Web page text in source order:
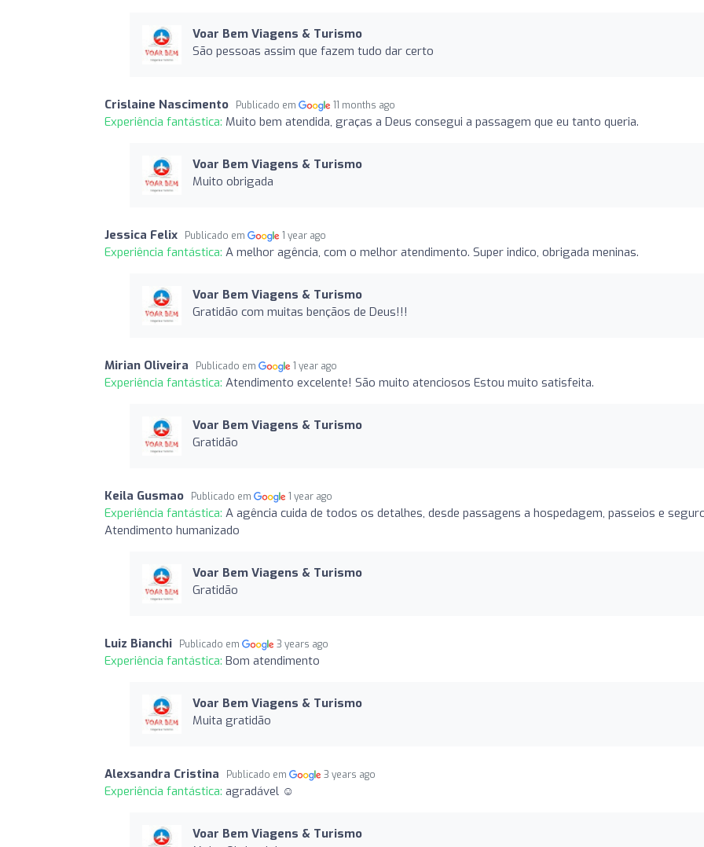
Voar Bem Viagens & Turismo
São pessoas assim que fazem tudo dar certo
Crislaine Nascimento Publicado em 11 months ago
Experiência fantástica: Muito bem atendida, graças a Deus consegui a passagem que eu tanto queria.
Voar Bem Viagens & Turismo
Muito obrigada
Jessica Felix Publicado em 1 year ago
Experiência fantástica: A melhor agência, com o melhor atendimento. Super indico, obrigada meninas.
Voar Bem Viagens & Turismo
Gratidão com muitas bençãos de Deus!!!
Mirian Oliveira Publicado em 1 year ago
Experiência fantástica: Atendimento excelente! São muito atenciosos Estou muito satisfeita.
Voar Bem Viagens & Turismo
Gratidão
Keila Gusmao Publicado em 1 year ago
Experiência fantástica: A agência cuida de todos os detalhes, desde passagens a hospedagem, passeios e
Atendimento humanizado
Voar Bem Viagens & Turismo
Gratidão
Luiz Bianchi Publicado em 3 years ago
Experiência fantástica: Bom atendimento
Voar Bem Viagens & Turismo
Muita gratidão
Alexsandra Cristina Publicado em 3 years ago
Experiência fantástica: agradável ☺️
Voar Bem Viagens & Turismo